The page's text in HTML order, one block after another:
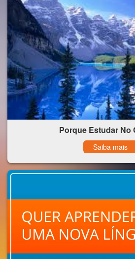
Porque Estudar No
Saiba mais